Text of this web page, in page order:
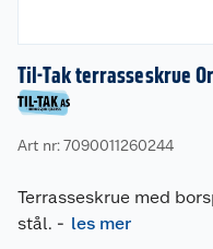
Til-Tak terrasseskrue
Art nr: 7090011260244
Terrasseskrue med
stål. - les mer